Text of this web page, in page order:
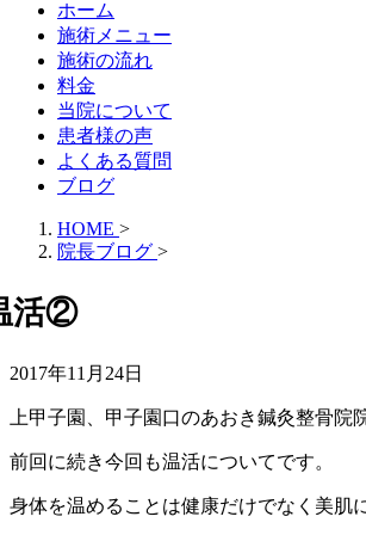
ホーム
施術メニュー
施術の流れ
料金
当院について
患者様の声
よくある質問
ブログ
HOME >
院長ブログ >
活②
2017年11月24日
上甲子園、甲子園口のあおき鍼灸整骨院
前回に続き今回も温活についてです。
身体を温めることは健康だけでなく美肌